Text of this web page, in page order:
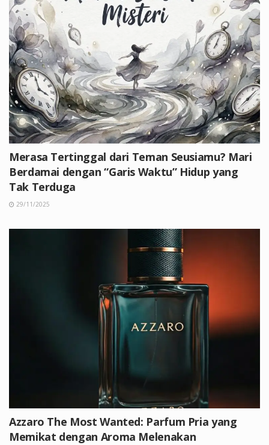
Merasa Tertinggal dari Teman Seusiamu? Mari
Berdamai dengan “Garis Waktu” Hidup yang
Tak Terduga
29/11/2025
Azzaro The Most Wanted: Parfum Pria yang
Memikat dengan Aroma Melenakan